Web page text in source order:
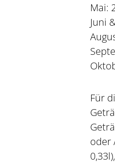
Mai:
Juni
Für
oder